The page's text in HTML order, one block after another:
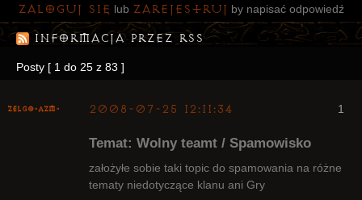
Zaloguj się lub zarejestruj by napisać odpowiedź
Informacja przez RSS
Posty [ 1 do 25 z 83 ]
1
ZelgO-AZM- 2008-07-25 12:11:34
Temat: Wolny teamt / Spamowisko
założyłe sobie taki topic do spamowania na różne
tematy niedotyczące klanu ani Gry